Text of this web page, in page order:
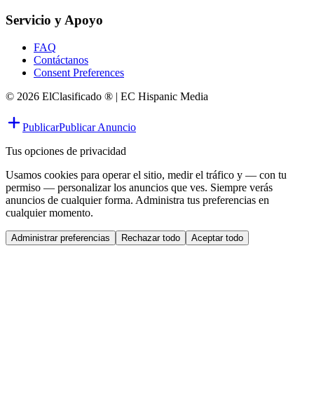
Servicio y Apoyo
FAQ
Contáctanos
Consent Preferences
© 2026 ElClasificado ® | EC Hispanic Media
PublicarPublicar Anuncio
Tus opciones de privacidad
Usamos cookies para operar el sitio, medir el tráfico y — con tu
permiso — personalizar los anuncios que ves. Siempre verás
anuncios de cualquier forma. Administra tus preferencias en
cualquier momento.
Administrar preferencias Rechazar todo Aceptar todo